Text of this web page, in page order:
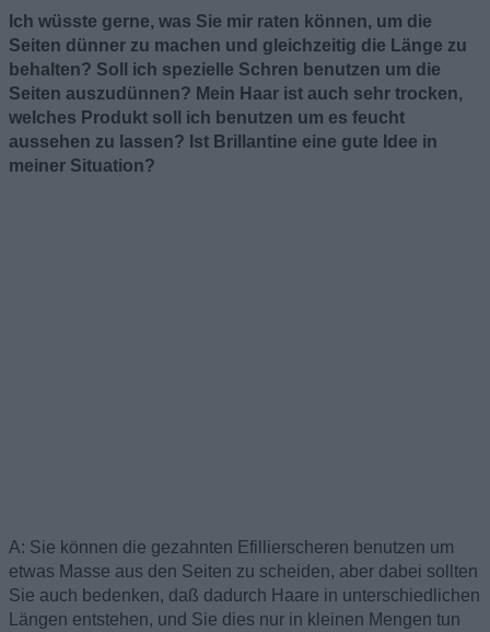
Ich wüsste gerne, was Sie mir raten können, um die
Seiten dünner zu machen und gleichzeitig die Länge zu
behalten? Soll ich spezielle Schren benutzen um die
Seiten auszudünnen? Mein Haar ist auch sehr trocken,
welches Produkt soll ich benutzen um es feucht
aussehen zu lassen? Ist Brillantine eine gute Idee in
meiner Situation?
A: Sie können die gezahnten Efillierscheren benutzen um
etwas Masse aus den Seiten zu scheiden, aber dabei sollten
Sie auch bedenken, daß dadurch Haare in unterschiedlichen
Längen entstehen, und Sie dies nur in kleinen Mengen tun